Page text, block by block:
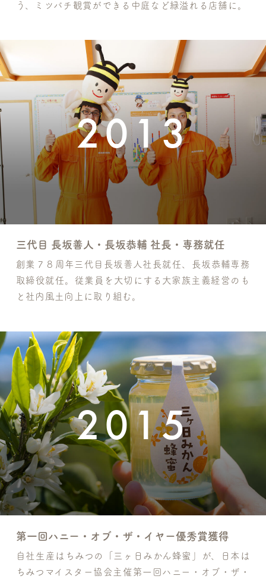
う、ミツバチ観賞ができる中庭など緑溢れる店舗に。
2013
三代目 長坂善人・長坂恭輔 社長・専務就任
創業７８周年三代目長坂善人社長就任、長坂恭輔専務
取締役就任。従業員を大切にする大家族主義経営のも
と社内風土向上に取り組む。
2015
第一回ハニー・オブ・ザ・イヤー優秀賞獲得
自社生産はちみつの「三ヶ日みかん蜂蜜」が、日本は
ちみつマイスター協会主催第一回ハニー・オブ・ザ・